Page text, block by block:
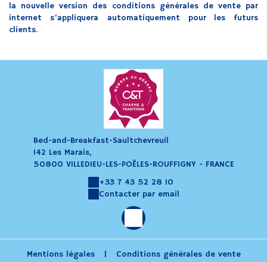
la nouvelle version des conditions générales de vente par
internet s’appliquera automatiquement pour les futurs
clients.
Bed-and-Breakfast-Saultchevreuil
142 Les Marais,
50800 VILLEDIEU-LES-POÊLES-ROUFFIGNY - FRANCE
+33 7 43 52 28 10
Contacter par email
Mentions légales | Conditions générales de vente